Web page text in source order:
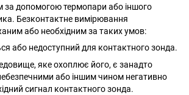
за допомогою термопари або іншого
Безконтактне вимірювання
або необхідним за таких умов:
або недоступний для контактного зонда.
яке охоплює його, є занадто
або іншим чином негативно
сигнал контактного зонда.